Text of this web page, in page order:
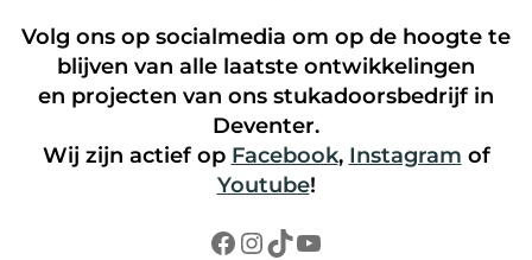
Volg ons op socialmedia om op de hoogte te
blijven van alle laatste ontwikkelingen
en projecten van ons stukadoorsbedrijf in
Deventer.
Wij zijn actief op Facebook, Instagram of
Youtube!
Facebook
Instagram
TikTok
YouTube